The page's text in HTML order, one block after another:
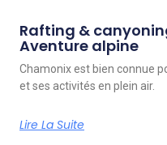
Rafting &
Aventure alpine
Chamonix est bien connue
et ses activités en plein air.
Lire La Suite